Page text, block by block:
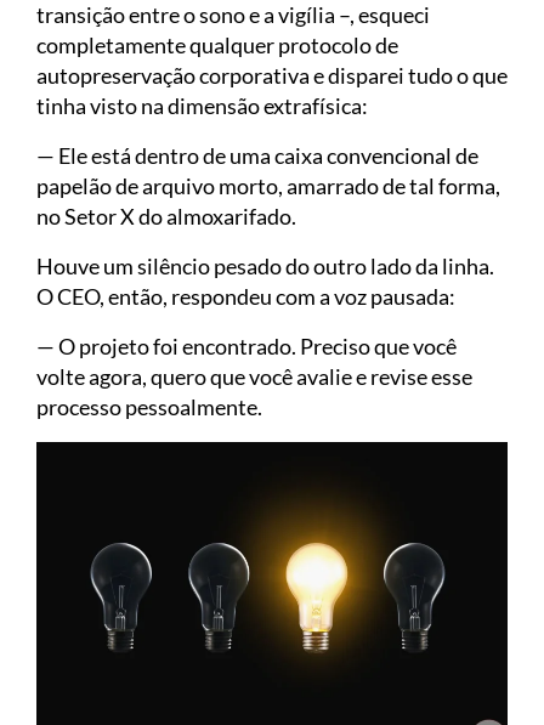
transição entre o sono e a vigília –, esqueci
completamente qualquer protocolo de
autopreservação corporativa e disparei tudo o que
tinha visto na dimensão extrafísica:
— Ele está dentro de uma caixa convencional de
papelão de arquivo morto, amarrado de tal forma,
no Setor X do almoxarifado.
Houve um silêncio pesado do outro lado da linha.
O CEO, então, respondeu com a voz pausada:
— O projeto foi encontrado. Preciso que você
volte agora, quero que você avalie e revise esse
processo pessoalmente.